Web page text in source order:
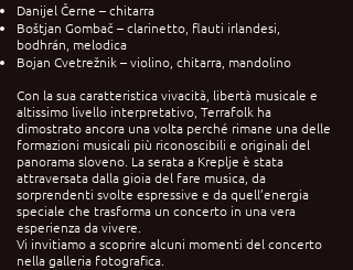
Danijel Černe – chitarra
Boštjan Gombač – clarinetto, flauti irlandesi,
bodhrán, melodica
Bojan Cvetrežnik – violino, chitarra, mandolino
Con la sua caratteristica vivacità, libertà musicale e
altissimo livello interpretativo, Terrafolk ha
dimostrato ancora una volta perché rimane una delle
formazioni musicali più riconoscibili e originali del
panorama sloveno. La serata a Kreplje è stata
attraversata dalla gioia del fare musica, da
sorprendenti svolte espressive e da quell’energia
speciale che trasforma un concerto in una vera
esperienza da vivere.
Vi invitiamo a scoprire alcuni momenti del concerto
nella galleria fotografica.